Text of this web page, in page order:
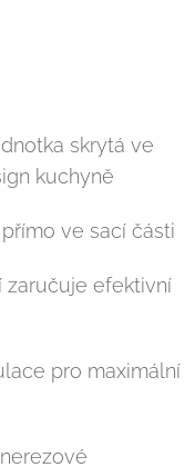
skrytá ve
kuchyně
ve sací části
zaručuje efektivní
pro maximální